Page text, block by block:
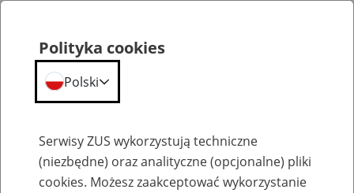
Emerytury
Polityka cookies
Polski
Serwisy ZUS wykorzystują techniczne
(niezbędne) oraz analityczne (opcjonalne) pliki
cookies. Możesz zaakceptować wykorzystanie